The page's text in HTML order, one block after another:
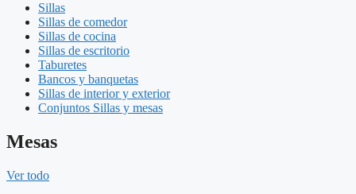
Sillas
Sillas de comedor
Sillas de cocina
Sillas de escritorio
Taburetes
Bancos y banquetas
Sillas de interior y exterior
Conjuntos Sillas y mesas
Mesas
Ver todo